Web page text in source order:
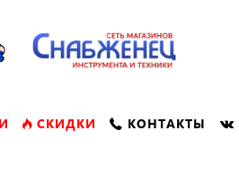
СКИДКИ КОНТАКТЫ